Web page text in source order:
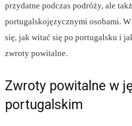
przydatne podczas podróży, ale
portugalskojęzycznymi osobami.
się, jak witać się po portugalsku i
zwroty powitalne.
Zwroty powitalne w
portugalskim